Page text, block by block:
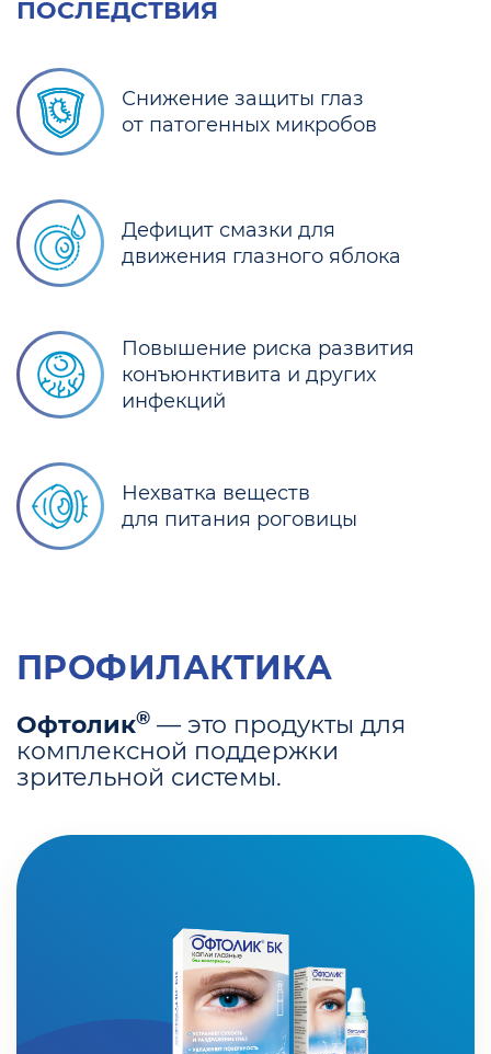
ПОСЛЕДСТВИЯ
Снижение защиты глаз
от патогенных микробов
Дефицит смазки для
движения глазного яблока
Повышение риска развития
конъюнктивита и других
инфекций
Нехватка веществ
для питания роговицы
ПРОФИЛАКТИКА
Офтолик® — это продукты для
комплексной поддержки
зрительной системы.